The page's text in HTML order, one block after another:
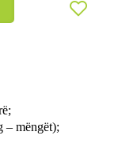
mëngët);